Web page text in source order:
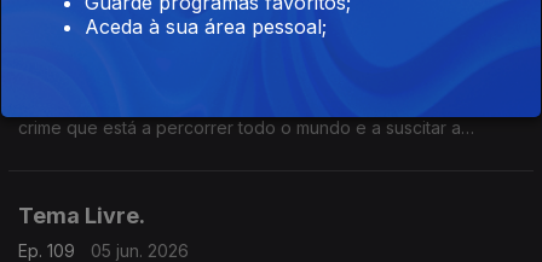
podemos proteger?
Assassinato do Bispo de Quelimane.
crime que está a percorrer todo o mundo e a suscitar a
Tema Livre.
Ep. 109
05 jun. 2026
Aceda à sua área pessoal;